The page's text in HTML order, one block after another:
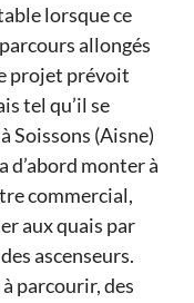
lorsque ce
allongés
projet prévoit
tel qu’il se
Soissons (Aisne)
d’abord monter à
commercial,
aux quais par
ascenseurs.
parcourir, des